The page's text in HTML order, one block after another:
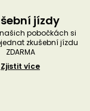
jízdy
pobočkách si
zkušební jízdu
ZDARMA
Zjistit více